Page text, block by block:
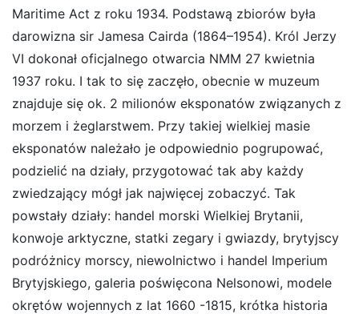
Maritime Act z roku 1934. Podstawą zbiorów była
darowizna sir Jamesa Cairda (1864–1954). Król Jerzy
VI dokonał oficjalnego otwarcia NMM 27 kwietnia
1937 roku. I tak to się zaczęło, obecnie w muzeum
znajduje się ok. 2 milionów eksponatów związanych z
morzem i żeglarstwem. Przy takiej wielkiej masie
eksponatów należało je odpowiednio pogrupować,
podzielić na działy, przygotować tak aby każdy
zwiedzający mógł jak najwięcej zobaczyć. Tak
powstały działy: handel morski Wielkiej Brytanii,
konwoje arktyczne, statki zegary i gwiazdy, brytyjscy
podróżnicy morscy, niewolnictwo i handel Imperium
Brytyjskiego, galeria poświęcona Nelsonowi, modele
okrętów wojennych z lat 1660 -1815, krótka historia